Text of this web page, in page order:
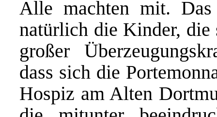
Alle machten mit.
natürlich die Kinder, die
großer
dass sich die
Hospiz am Alten